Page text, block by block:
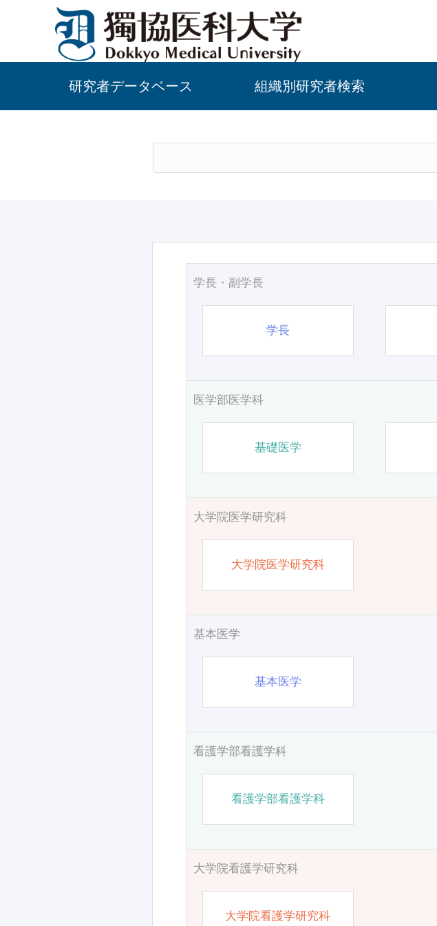
研究者データベース 組織別研究者検索
学長・副学長
学長
医学部医学科
基礎医学
大学院医学研究科
大学院医学研究科
基本医学
基本医学
看護学部看護学科
看護学部看護学科
大学院看護学研究科
大学院看護学研究科